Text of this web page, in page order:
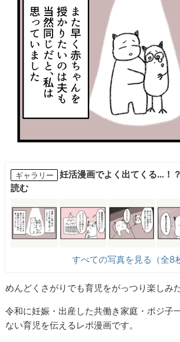
ギャラリー
妊活漫画でよく出てくる…！
読む
すべての写真を見る（全8
めんどくさがりでも育児をがっつり楽しみ
令和に妊娠・出産した共働き家庭・ポジ子
ない育児を伝えるレポ漫画です。